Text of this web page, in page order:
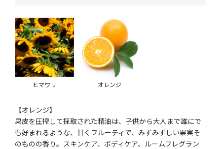
ヒマワリ オレンジ
【オレンジ】
果皮を圧搾して採取された精油は、子供から大人まで誰にで
も好まれるような、甘くフルーティで、みずみずしい果実そ
のものの香り。スキンケア、ボディケア、ルームフレグラン